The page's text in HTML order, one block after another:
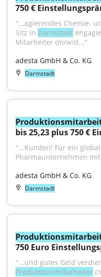
750 €
"...agierendes Chemie-
Sitz in Darmstadt
Mitarbeiter (m/w/d..."
adesta GmbH & Co. KG
Darmstadt
bis 25,23 plus 750 €
"...Kunden! Für ein
Pharmaunternehmen
adesta GmbH & Co. KG
Darmstadt
750 Euro
Produktionsmitarbeiter